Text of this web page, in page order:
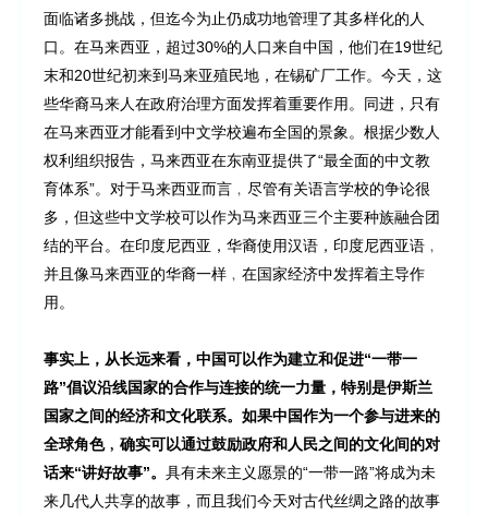
面临诸多挑战，但迄今为止仍成功地管理了其多样化的人
口。在马来西亚，超过30%的人口来自中国，他们在19世纪
末和20世纪初来到马来亚殖民地，在锡矿厂工作。今天，这
些华裔马来人在政府治理方面发挥着重要作用。同进，只有
在马来西亚才能看到中文学校遍布全国的景象。根据少数人
权利组织报告，马来西亚在东南亚提供了“最全面的中文教
育体系”。对于马来西亚而言﹐尽管有关语言学校的争论很
多，但这些中文学校可以作为马来西亚三个主要种族融合团
结的平台。在印度尼西亚，华裔使用汉语，印度尼西亚语﹐
并且像马来西亚的华裔一样﹐在国家经济中发挥着主导作
用。
事实上，从长远来看，中国可以作为建立和促进“一带一
路”倡议沿线国家的合作与连接的统一力量，特别是伊斯兰
国家之间的经济和文化联系。如果中国作为一个参与进来的
全球角色﹐确实可以通过鼓励政府和人民之间的文化间的对
话来“讲好故事”。 具有未来主义愿景的“一带一路”将成为未
来几代人共享的故事，而且我们今天对古代丝绸之路的故事